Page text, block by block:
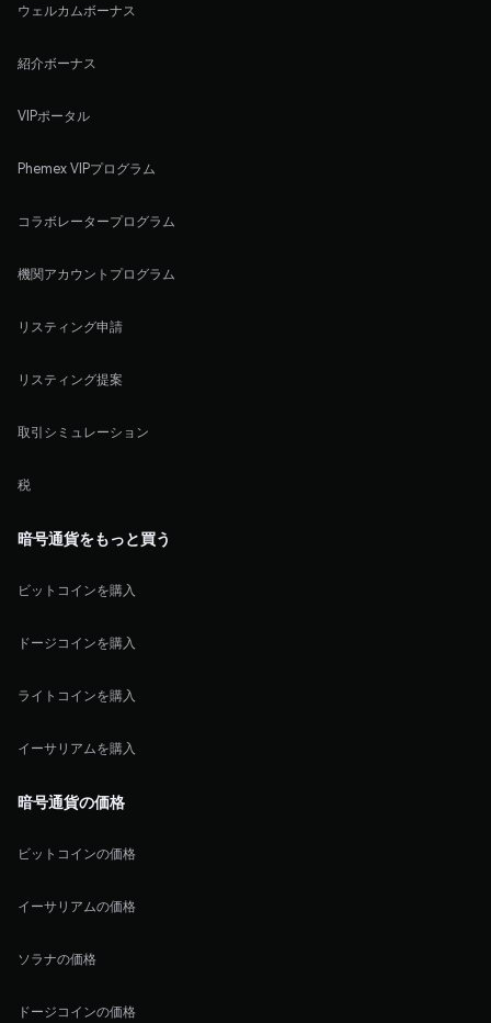
ウェルカムボーナス
紹介ボーナス
VIPポータル
Phemex VIPプログラム
コラボレータープログラム
機関アカウントプログラム
リスティング申請
リスティング提案
取引シミュレーション
税
暗号通貨をもっと買う
ビットコインを購入
ドージコインを購入
ライトコインを購入
イーサリアムを購入
暗号通貨の価格
ビットコインの価格
イーサリアムの価格
ソラナの価格
ドージコインの価格